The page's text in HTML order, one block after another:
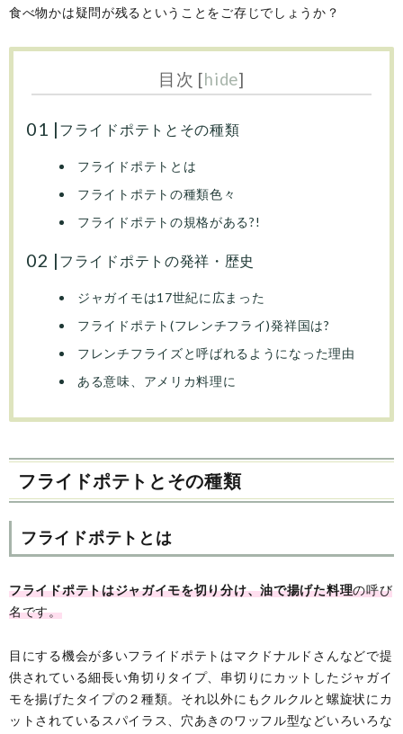
食べ物かは疑問が残るということをご存じでしょうか？
目次 [hide]
フライドポテトとその種類
フライドポテトとは
フライトポテトの種類色々
フライドポテトの規格がある?!
フライドポテトの発祥・歴史
ジャガイモは17世紀に広まった
フライドポテト(フレンチフライ)発祥国は?
フレンチフライズと呼ばれるようになった理由
ある意味、アメリカ料理に
フライドポテトとその種類
フライドポテトとは
フライドポテトはジャガイモを切り分け、油で揚げた料理の呼び
名です。
目にする機会が多いフライドポテトはマクドナルドさんなどで提
供されている細長い角切りタイプ、串切りにカットしたジャガイ
モを揚げたタイプの２種類。それ以外にもクルクルと螺旋状にカ
ットされているスパイラス、穴あきのワッフル型などいろいろな